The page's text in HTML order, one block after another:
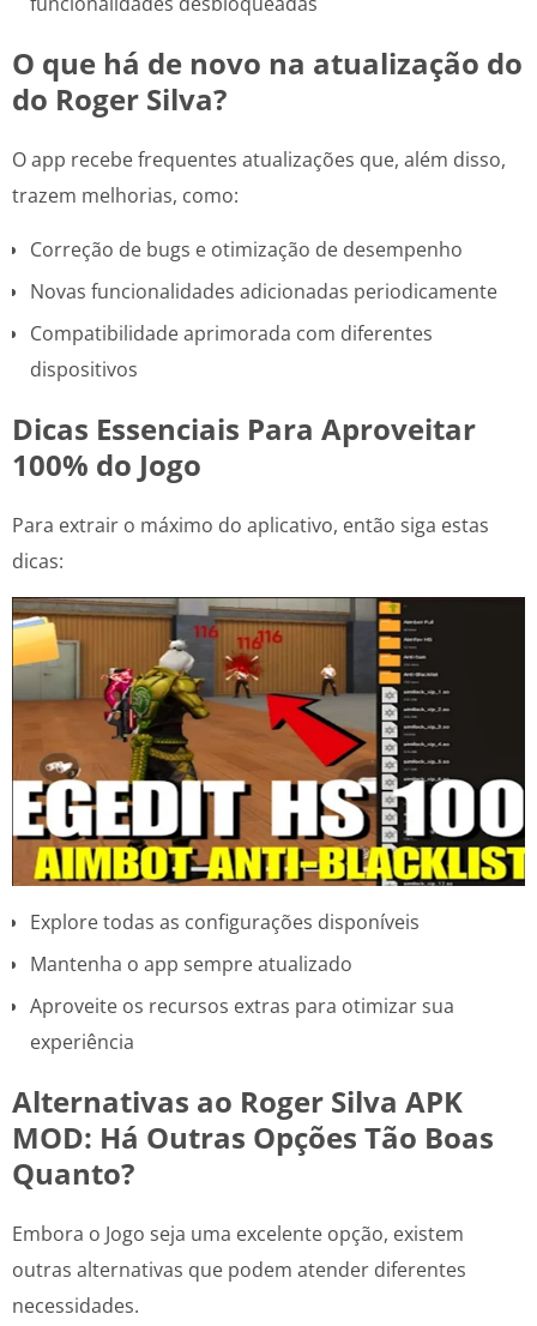
O que há de novo na atualização do
do Roger Silva?
O app recebe frequentes atualizações que, além disso,
trazem melhorias, como:
Correção de bugs e otimização de desempenho
Novas funcionalidades adicionadas periodicamente
Compatibilidade aprimorada com diferentes
dispositivos
Dicas Essenciais Para Aproveitar
100% do Jogo
Para extrair o máximo do aplicativo, então siga estas
dicas:
Explore todas as configurações disponíveis
Mantenha o app sempre atualizado
Aproveite os recursos extras para otimizar sua
experiência
Alternativas ao Roger Silva APK
MOD: Há Outras Opções Tão Boas
Quanto?
Embora o Jogo seja uma excelente opção, existem
outras alternativas que podem atender diferentes
necessidades.